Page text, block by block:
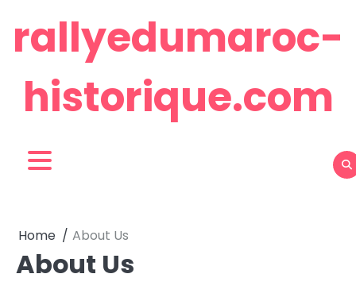
content
rallyedumaroc-
historique.com
Home About Us
About Us